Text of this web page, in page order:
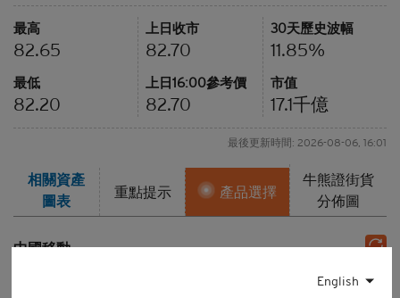
English
最高
82.65
最低
82.20
上日收市
82.70
上日16:00參考價
82.70
30天歷史波幅
11.85%
市值
17.1千億
最後更新時間: 2026-08-06, 16:01
相關資產
圖表
重點提示 產品選擇
牛熊證街貨
分佈圖
中國移動